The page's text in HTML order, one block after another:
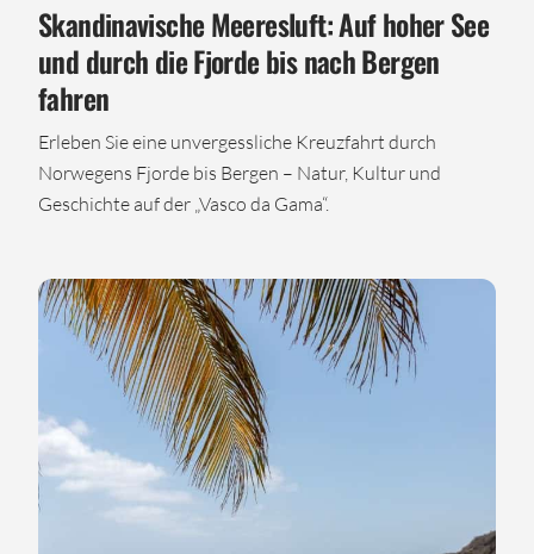
Skandinavische Meeresluft: Auf hoher See
und durch die Fjorde bis nach Bergen
fahren
Erleben Sie eine unvergessliche Kreuzfahrt durch
Norwegens Fjorde bis Bergen – Natur, Kultur und
Geschichte auf der „Vasco da Gama“.